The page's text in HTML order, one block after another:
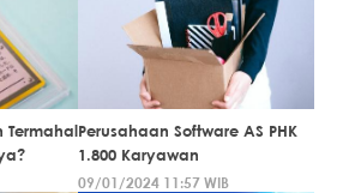
TermahalPerusahaan Software AS PHK
1.800 Karyawan
09/01/2024 11:57 WIB